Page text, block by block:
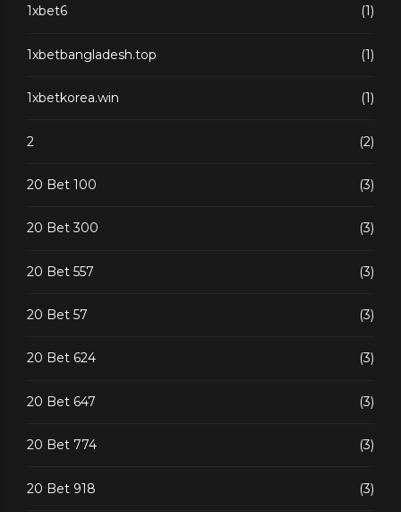
1xbet6 (1)
1xbetbangladesh.top (1)
1xbetkorea.win (1)
2 (2)
20 Bet 100 (3)
20 Bet 300 (3)
20 Bet 557 (3)
20 Bet 57 (3)
20 Bet 624 (3)
20 Bet 647 (3)
20 Bet 774 (3)
20 Bet 918 (3)